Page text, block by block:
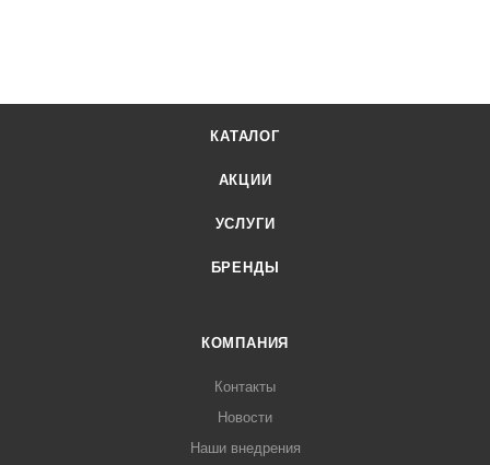
КАТАЛОГ
АКЦИИ
УСЛУГИ
БРЕНДЫ
КОМПАНИЯ
Контакты
Новости
Наши внедрения